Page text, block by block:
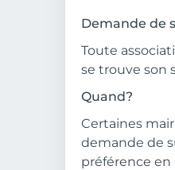
Body
Demande de
Toute
se trouve son
Quand?
Certaines
demande de
préférence en